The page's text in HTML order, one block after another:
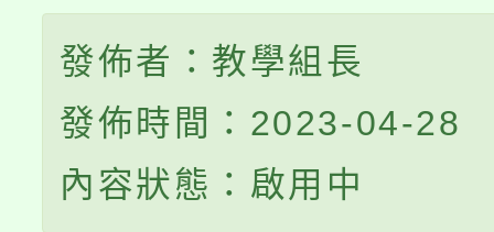
發佈者：教學組長
發佈時間：2023-04-28
內容狀態：啟用中